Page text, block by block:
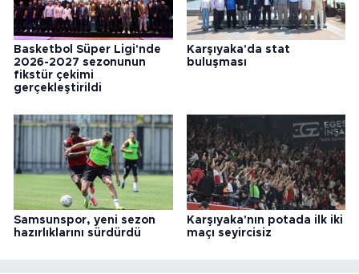
Basketbol Süper Ligi'nde
2026-2027 sezonunun
fikstür çekimi
gerçekleştirildi
Karşıyaka'da stat
buluşması
Samsunspor, yeni sezon
hazırlıklarını sürdürdü
Karşıyaka'nın potada ilk iki
maçı seyircisiz